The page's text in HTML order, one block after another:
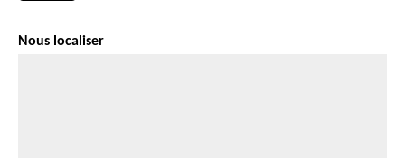
Nous localiser